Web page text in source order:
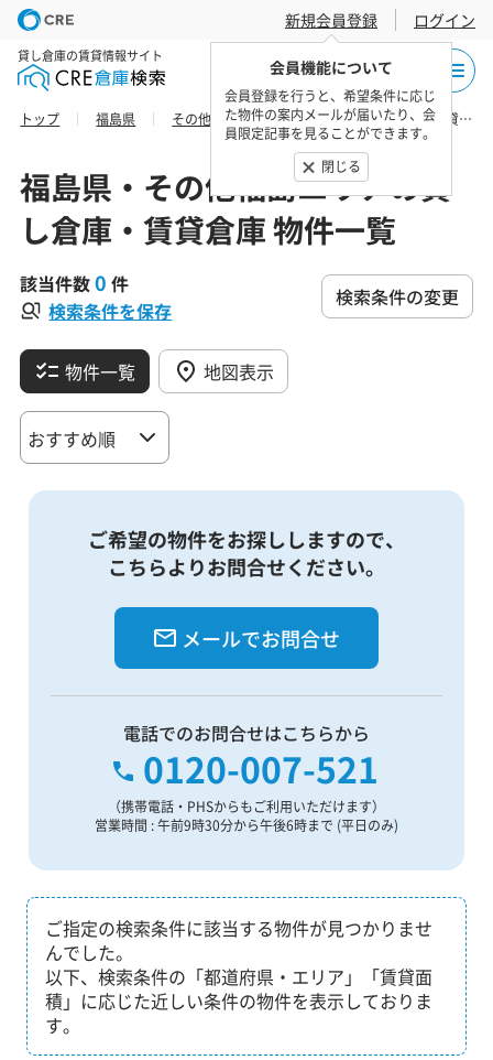
新規会員登録
会員機能について
会員登録を行うと、希望条件に応じ
た物件の案内メールが届いたり、会
員限定記事を見ることができます。
閉じる
ログイン
貸し倉庫の賃貸情報サイト
トップ 福島県 その他福島エリア 河沼郡の貸し倉庫・賃貸倉庫 物件一覧
福島県・その他福島エリアの貸
し倉庫・賃貸倉庫 物件一覧
該当件数0 件
検索条件を保存
検索条件の変更
物件一覧 地図表示
ご希望の物件をお探ししますので、
こちらよりお問合せください。
メールでお問合せ
電話でのお問合せはこちらから
0120-007-521
（携帯電話・PHSからもご利用いただけます）
営業時間 : 午前9時30分から午後6時まで (平日のみ)
ご指定の検索条件に該当する物件が見つかりませ
んでした。
以下、検索条件の「都道府県・エリア」「賃貸面
積」に応じた近しい条件の物件を表示しておりま
す。